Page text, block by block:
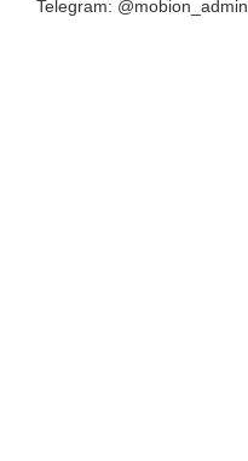
@mobion_admin